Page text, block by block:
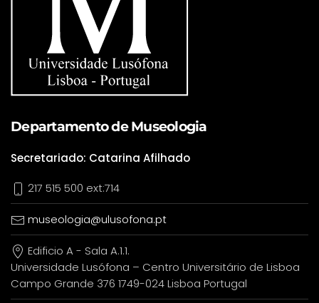
Departamento de Museologia
Secretariado: Catarina Afilhado
217 515 500 ext:714
museologia@ulusofona.pt
Edificio A - Sala A.1.1.
Universidade Lusófona – Centro Universitário de Lisboa
Campo Grande 376 1749-024 Lisboa Portugal